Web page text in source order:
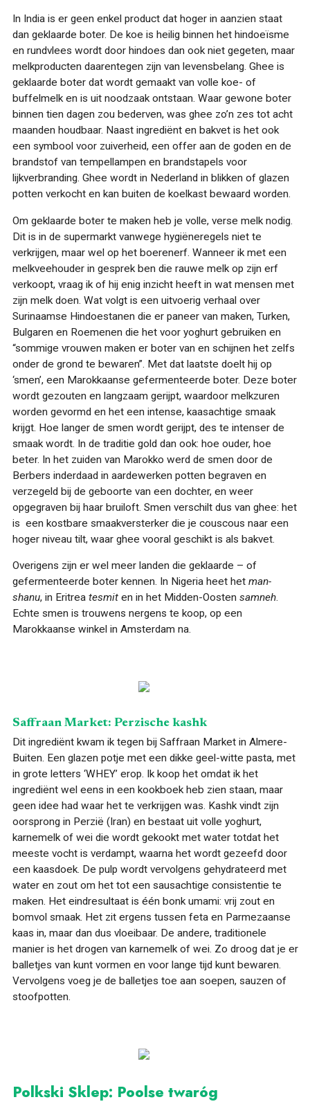
In India is er geen enkel product dat hoger in aanzien staat
dan geklaarde boter. De koe is heilig binnen het hindoeïsme
en rundvlees wordt door hindoes dan ook niet gegeten, maar
melkproducten daarentegen zijn van levensbelang. Ghee is
geklaarde boter dat wordt gemaakt van volle koe- of
buffelmelk en is uit noodzaak ontstaan. Waar gewone boter
binnen tien dagen zou bederven, was ghee zo’n zes tot acht
maanden houdbaar. Naast ingrediënt en bakvet is het ook
een symbool voor zuiverheid, een offer aan de goden en de
brandstof van tempellampen en brandstapels voor
lijkverbranding. Ghee wordt in Nederland in blikken of glazen
potten verkocht en kan buiten de koelkast bewaard worden.
Om geklaarde boter te maken heb je volle, verse melk nodig.
Dit is in de supermarkt vanwege hygiëneregels niet te
verkrijgen, maar wel op het boerenerf. Wanneer ik met een
melkveehouder in gesprek ben die rauwe melk op zijn erf
verkoopt, vraag ik of hij enig inzicht heeft in wat mensen met
zijn melk doen. Wat volgt is een uitvoerig verhaal over
Surinaamse Hindoestanen die er paneer van maken, Turken,
Bulgaren en Roemenen die het voor yoghurt gebruiken en
“sommige vrouwen maken er boter van en schijnen het zelfs
onder de grond te bewaren”. Met dat laatste doelt hij op
‘smen’, een Marokkaanse gefermenteerde boter. Deze boter
wordt gezouten en langzaam gerijpt, waardoor melkzuren
worden gevormd en het een intense, kaasachtige smaak
krijgt. Hoe langer de smen wordt gerijpt, des te intenser de
smaak wordt. In de traditie gold dan ook: hoe ouder, hoe
beter. In het zuiden van Marokko werd de smen door de
Berbers inderdaad in aardewerken potten begraven en
verzegeld bij de geboorte van een dochter, en weer
opgegraven bij haar bruiloft. Smen verschilt dus van ghee: het
is een kostbare smaakversterker die je couscous naar een
hoger niveau tilt, waar ghee vooral geschikt is als bakvet.
Overigens zijn er wel meer landen die geklaarde – of
gefermenteerde boter kennen. In Nigeria heet het man-
shanu, in Eritrea tesmiten in het Midden-Oosten samneh.
Echte smen is trouwens nergens te koop, op een
Marokkaanse winkel in Amsterdam na.
Saffraan Market: Perzische kashk
Dit ingrediënt kwam ik tegen bij Saffraan Market in Almere-
Buiten. Een glazen potje met een dikke geel-witte pasta, met
in grote letters ‘WHEY’ erop. Ik koop het omdat ik het
ingrediënt wel eens in een kookboek heb zien staan, maar
geen idee had waar het te verkrijgen was. Kashk vindt zijn
oorsprong in Perzië (Iran) en bestaat uit volle yoghurt,
karnemelk of wei die wordt gekookt met water totdat het
meeste vocht is verdampt, waarna het wordt gezeefd door
een kaasdoek. De pulp wordt vervolgens gehydrateerd met
water en zout om het tot een sausachtige consistentie te
maken. Het eindresultaat is één bonk umami: vrij zout en
bomvol smaak. Het zit ergens tussen feta en Parmezaanse
kaas in, maar dan dus vloeibaar. De andere, traditionele
manier is het drogen van karnemelk of wei. Zo droog dat je er
balletjes van kunt vormen en voor lange tijd kunt bewaren.
Vervolgens voeg je de balletjes toe aan soepen, sauzen of
stoofpotten.
Polkski Sklep: Poolse twaróg